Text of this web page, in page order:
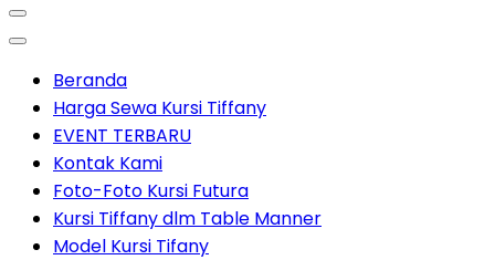
Beranda
Harga Sewa Kursi Tiffany
EVENT TERBARU
Kontak Kami
Foto-Foto Kursi Futura
Kursi Tiffany dlm Table Manner
Model Kursi Tifany